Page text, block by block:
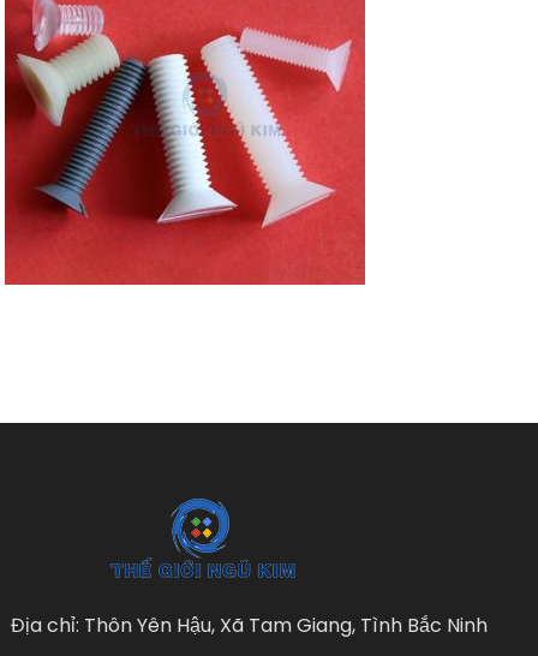
Địa chỉ: Thôn Yên Hậu, Xã Tam Giang, Tình Bắc Ninh